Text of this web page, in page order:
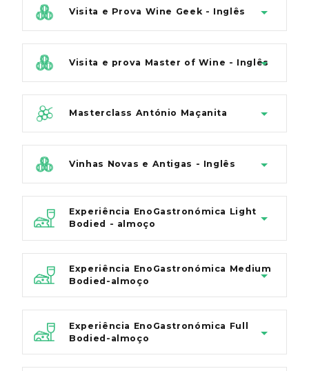
Visita e Prova Wine Geek - Inglês
Visita e prova Master of Wine - Inglês
Masterclass António Maçanita
Vinhas Novas e Antigas - Inglês
Experiência EnoGastronómica Light
Bodied - almoço
Experiência EnoGastronómica Medium
Bodied-almoço
Experiência EnoGastronómica Full
Bodied-almoço